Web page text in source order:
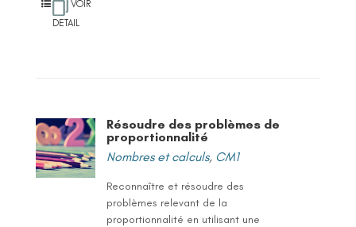
VOIR
DETAIL
Résoudre des problèmes de
proportionnalité
Nombres et calculs, CM1
Reconnaître et résoudre des
problèmes relevant de la
proportionnalité en utilisant une